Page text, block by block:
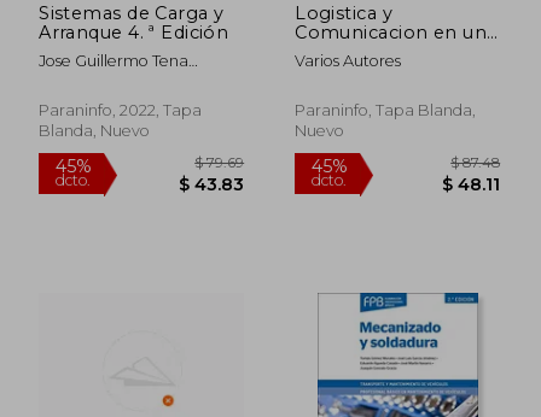
Sistemas de Carga y
Arranque 4. ª Edición
Jose Guillermo Tena
Paraninfo, 2022, Tapa
Blanda, Nuevo
Logistica y
Comunicacion en un
Taller de Vehiculos (3ª
Edicion)
Varios Autores
Paraninfo, Tapa Blanda,
Nuevo
45%
dcto.